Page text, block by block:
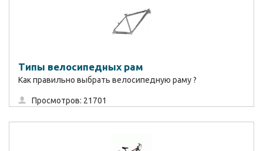
Типы велосипедных рам
Как правильно выбрать велосипедную раму ?
Просмотров: 21701